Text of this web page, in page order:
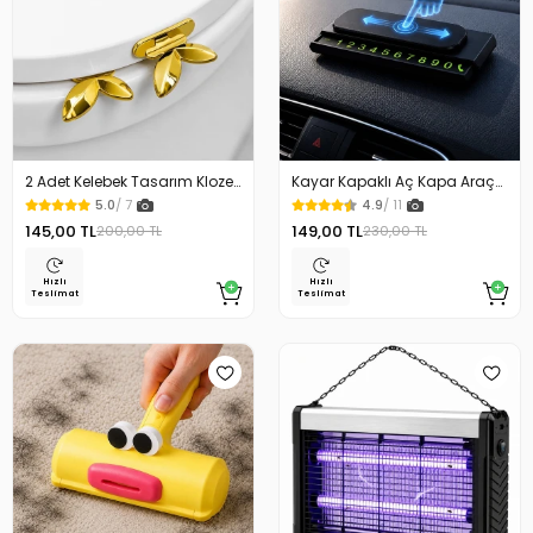
2 Adet Kelebek Tasarım Klozet
Kaldırma Aparatı Gold Renk
5.0/ 7
145,00 TL200,00 TL
Hızlı
Teslimat
Kayar Kapaklı Aç Kapa Araç
Torpido Üstü Fosforlu
Numaratör Park Numaratörü
4.9/ 11
149,00 TL230,00 TL
Hızlı
Teslimat